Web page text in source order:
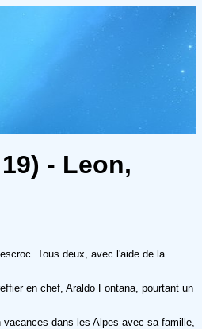
- Leon,
Tous deux, avec l'aide de la
en chef, Araldo Fontana, pourtant un
dans les Alpes avec sa famille,